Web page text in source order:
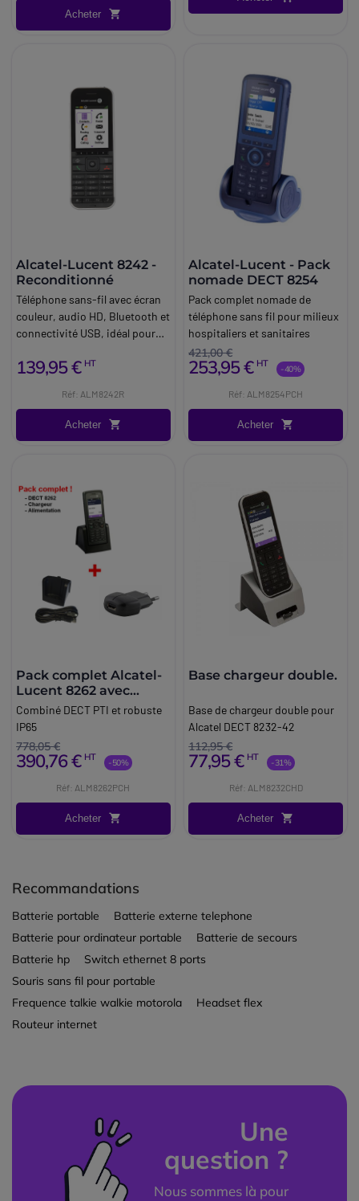
Acheter
Alcatel-Lucent 8242 -
Reconditionné
Téléphone sans-fil avec écran
couleur, audio HD, Bluetooth et
connectivité USB, idéal pour
139,95 € HT
Réf: ALM8242R
Acheter
Alcatel-Lucent - Pack
nomade DECT 8254
Pack complet nomade de
téléphone sans fil pour milieux
hospitaliers et sanitaires
421,00 €
253,95 € HT -40%
Réf: ALM8254PCH
Acheter
Pack complet Alcatel-
Lucent 8262 avec
chargeur et
alimentation
Combiné DECT PTI et robuste
IP65
778,05 €
390,76 € HT -50%
Réf: ALM8262PCH
Acheter
Base chargeur double.
Base de chargeur double pour
Alcatel DECT 8232-42
112,95 €
77,95 € HT -31%
Réf: ALM8232CHD
Acheter
Recommandations
Batterie portable
Batterie externe telephone
Batterie pour ordinateur portable
Batterie de secours
Batterie hp
Switch ethernet 8 ports
Souris sans fil pour portable
Frequence talkie walkie motorola
Headset flex
Routeur internet
Une
question ?
Nous sommes là pour